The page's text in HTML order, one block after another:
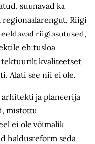
suunavad ka
Riigi
riigiasutused,
ehitusloa
kvaliteetset
Alati see nii ei ole.
arhitekti ja planeerija
mistõttu
ei ole võimalik
haldusreform seda